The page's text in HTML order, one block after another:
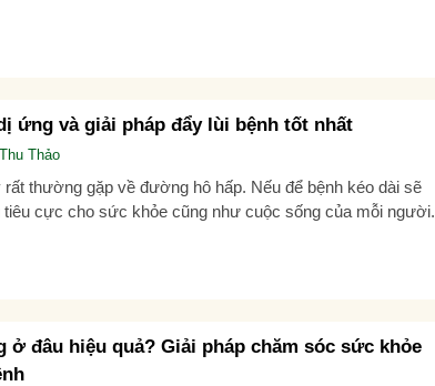
ứng và giải pháp đẩy lùi bệnh tốt nhất
Thu Thảo
thường gặp về đường hô hấp. Nếu để bệnh kéo dài sẽ
tiêu cực cho sức khỏe cũng như cuộc sống của mỗi người.
ở đâu hiệu quả? Giải pháp chăm sóc sức khỏe